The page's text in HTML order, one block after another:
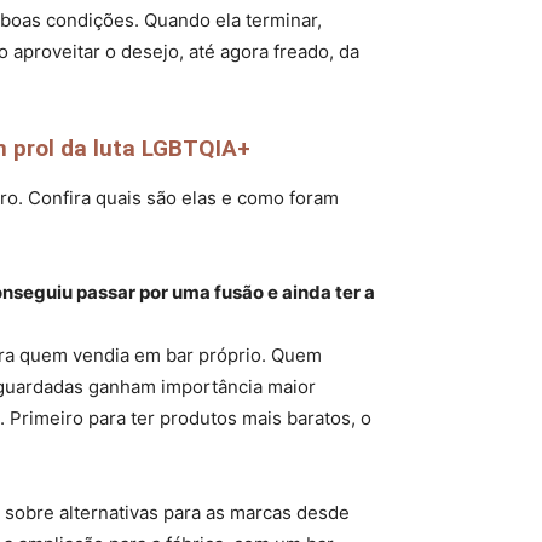
condições. Quando ela terminar,
aproveitar o desejo, até agora freado, da
da luta LGBTQIA+
Confira quais são elas e como foram
passar por uma fusão e ainda ter a
quem vendia em bar próprio. Quem
ganham importância maior
para ter produtos mais baratos, o
alternativas para as marcas desde